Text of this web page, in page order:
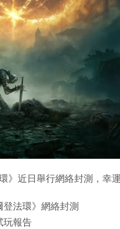
》近日舉行網絡封測，幸
登法環》網絡封測
玩報告